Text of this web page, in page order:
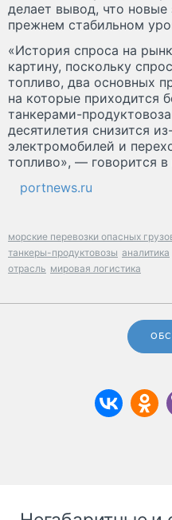
делает вывод, что новые
прежнем стабильном
«История спроса на
картину, поскольку
топливо, два основных
на которые приходится
танкерами-
десятилетия снизится
электромобилей и
топливо», — говорится
portnews.ru
морские перевозки опасных
танкеры-продуктовозы аналитика
отрасль мировая логистика